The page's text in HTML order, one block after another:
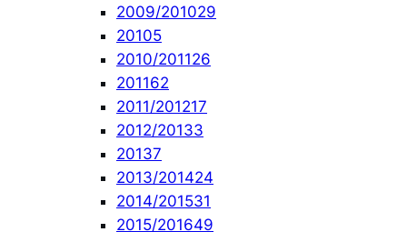
2009/201029
20105
2010/201126
201162
2011/201217
2012/20133
20137
2013/201424
2014/201531
2015/201649